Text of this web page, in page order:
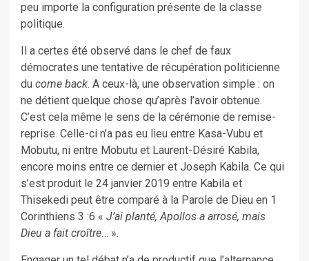
peu importe la configuration présente de la classe
politique.
Il a certes été observé dans le chef de faux
démocrates une tentative de récupération politicienne
du come back. A ceux-là, une observation simple : on
ne détient quelque chose qu’après l’avoir obtenue.
C’est cela même le sens de la cérémonie de remise-
reprise. Celle-ci n’a pas eu lieu entre Kasa-Vubu et
Mobutu, ni entre Mobutu et Laurent-Désiré Kabila,
encore moins entre ce dernier et Joseph Kabila. Ce qui
s’est produit le 24 janvier 2019 entre Kabila et
Thisekedi peut être comparé à la Parole de Dieu en 1
Corinthiens 3 :6 « J’ai planté, Apollos a arrosé, mais
Dieu a fait croître… ».